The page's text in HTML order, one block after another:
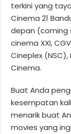
terkini yang
Cinema 21
depan (coming
cinema XXI,
Cineplex (NSC),
Cinema.
Buat Anda
kesempatan
menarik buat
movies yang